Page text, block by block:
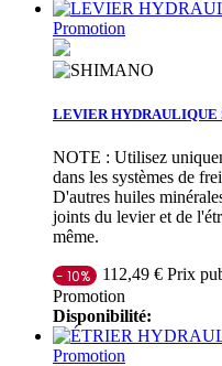
Promotion
LEVIER HYDRAULIQUE
NOTE : Utilisez
dans les systèmes de
D'autres huiles
joints du levier et de
même.
- 10% 112,49 € Prix
Promotion
Disponibilité:
Promotion